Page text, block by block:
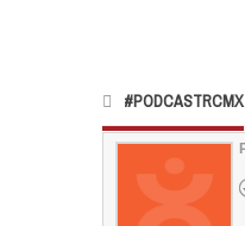
#PODCASTRCMX